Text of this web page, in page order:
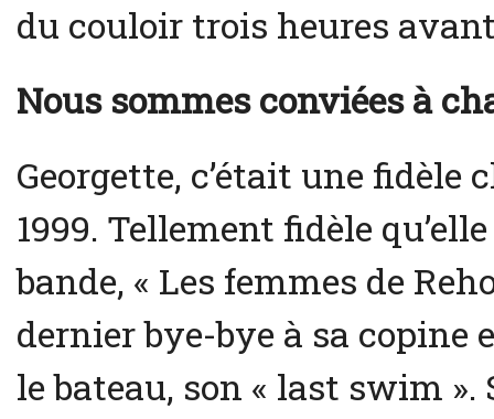
du couloir trois heures
Nous sommes conviées à
Georgette, c’était une
1999. Tellement fidèle
bande, « Les femmes de
dernier bye-bye à sa copine
le bateau, son « last swim